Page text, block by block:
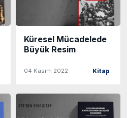
Küresel Mücadelede
Büyük Resim
04 Kasım 2022 Kitap